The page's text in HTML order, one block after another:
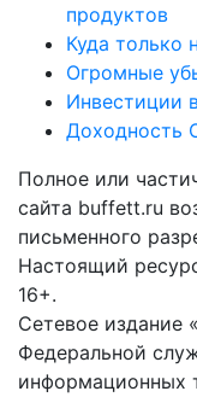
продуктов
Куда только
Огромные
Инвестиции
Доходность
Полное или
сайта buffett.ru
письменного
Настоящий
16+.
Сетевое издание
Федеральной
информационных